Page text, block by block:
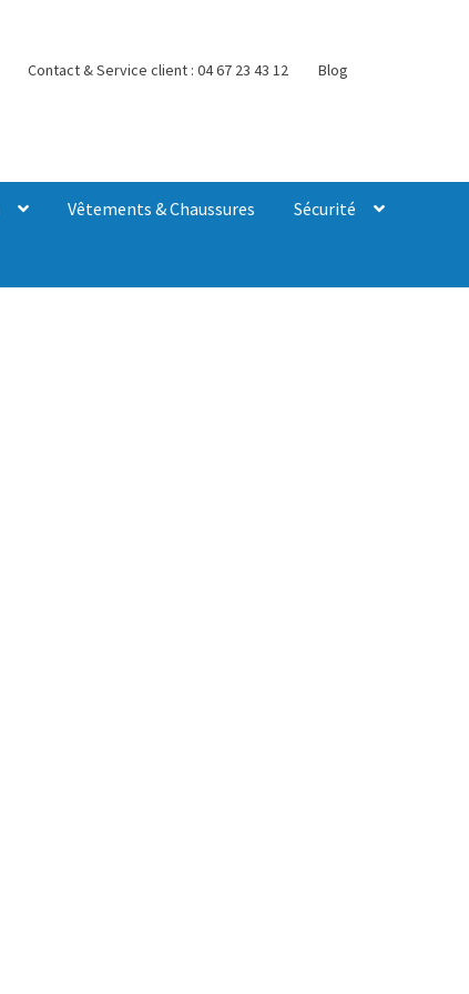
Contact & Service client : 04 67 23 43 12 Blog
Vêtements & Chaussures Sécurité